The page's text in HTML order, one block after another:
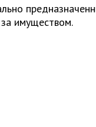
имуществом.